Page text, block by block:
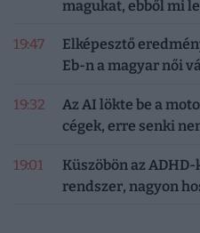
magukat, ebből mi
19:47
Elképesztő
Eb-n a magyar női
19:32
Az AI lökte be a
cégek, erre senki
19:01
Küszöbön az
rendszer, nagyon